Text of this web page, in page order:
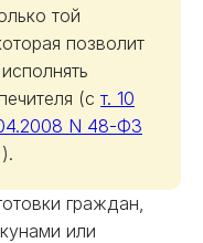
той
позволит
(с т. 10
N 48-ФЗ
граждан,
или